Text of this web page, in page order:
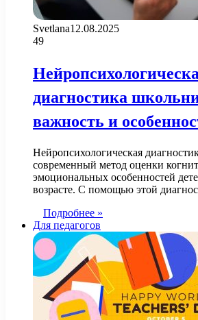
Svetlana12.08.2025
49
диагностика
важность и
Нейропсихологическая
современный метод оценки
эмоциональных особенностей
возрасте. С помощью этой
Подробнее »
Для педагогов